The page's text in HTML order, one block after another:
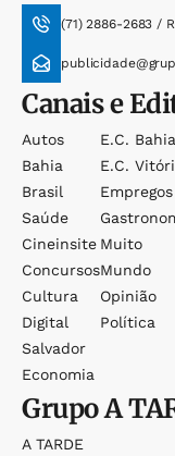
(71) 2886-2683 /
Canais e
Autos
Bahia
Brasil
Saúde
Cineinsite
Concursos
Cultura
Digital
Salvador
Economia
E.c. Bahia
E.c.
Empregos
Muito
Mundo
Opinião
Política
GrupoA
A TARDE